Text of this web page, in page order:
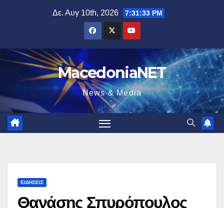
Δε. Αυγ 10th, 2026 7:31:34 PM
MacedoniaNET
News & Media
ΕΙΔΉΣΕΙΣ
Θανάσης Σπυρόπουλος